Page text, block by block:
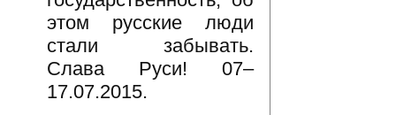
этом русские люди
стали забывать.
Слава Руси! 07–
17.07.2015.